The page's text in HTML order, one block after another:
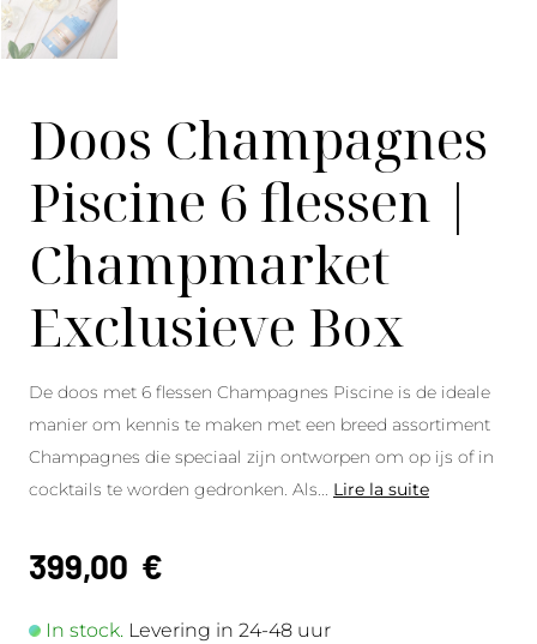
Doos Champagnes
Piscine 6 flessen |
Champmarket
Exclusieve Box
De doos met 6 flessen Champagnes Piscine is de ideale
manier om kennis te maken met een breed assortiment
Champagnes die speciaal zijn ontworpen om op ijs of in
cocktails te worden gedronken. Als
Lire la suite
399,00 €
In stock. Levering in 24-48 uur